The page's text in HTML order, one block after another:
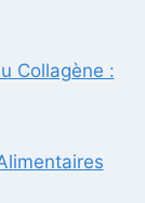
Collagène :